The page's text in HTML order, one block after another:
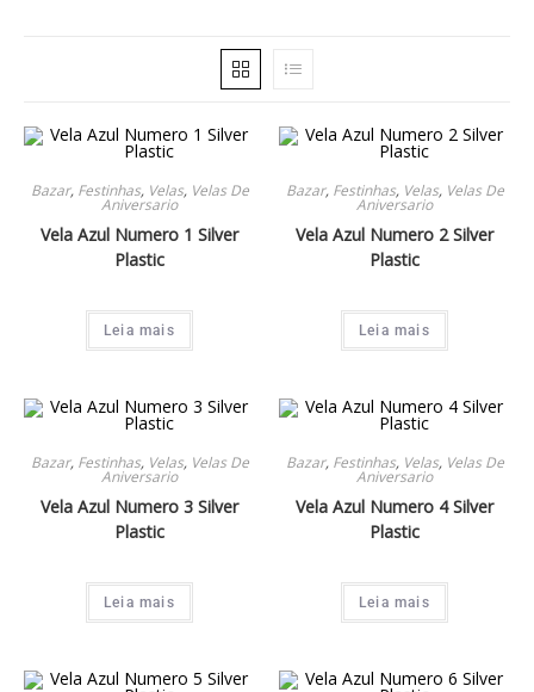
Lanca Confete 3
Decoracao Em Geral 2
Decoracao Mesa 4
Bazar, Festinhas, Velas, Velas De
Aniversario
Vela Azul Numero 1 Silver
Plastic
Leia mais
Bazar, Festinhas, Velas, Velas De
Aniversario
Vela Azul Numero 2 Silver
Plastic
Leia mais
Bazar, Festinhas, Velas, Velas De
Aniversario
Vela Azul Numero 3 Silver
Plastic
Leia mais
Bazar, Festinhas, Velas, Velas De
Aniversario
Vela Azul Numero 4 Silver
Plastic
Leia mais